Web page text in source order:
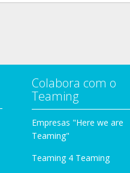
Colabora com o
Teaming
Empresas "Here we are
Teaming"
Teaming 4 Teaming